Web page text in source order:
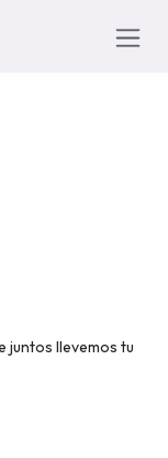
juntos llevemos tu